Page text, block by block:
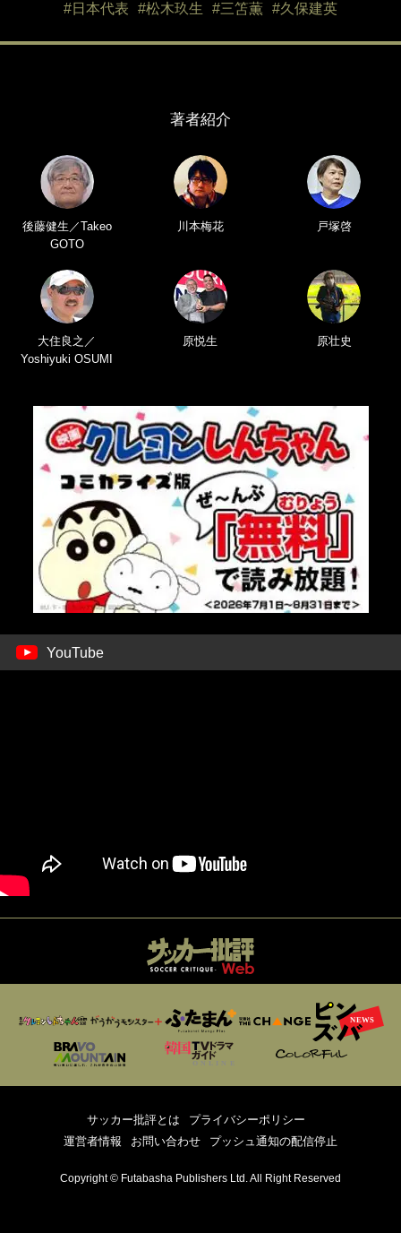
#日本代表
#松木玖生 #三笘薫 #久保建英
著者紹介
後藤健生／Takeo
GOTO
川本梅花 戸塚啓
大住良之／
Yoshiyuki OSUMI
原悦生 原壮史
YouTube
サッカー批評とは
プライバシーポリシー
運営者情報
お問い合わせ プッシュ通知の配信停止
Copyright © Futabasha Publishers Ltd. All Right Reserved